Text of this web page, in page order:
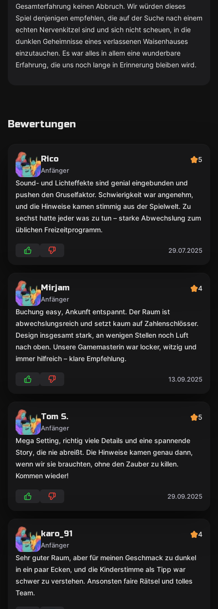
Gesamterfahrung keinen Abbruch. Wir würden dieses
Spiel denjenigen empfehlen, die auf der Suche nach einem
echten Nervenkitzel sind und sich nicht scheuen, in die
dunklen Geheimnisse eines verlassenen Waisenhauses
einzutauchen. Es war alles in allem eine wunderbare
Erfahrung, die uns noch lange in Erinnerung bleiben wird.
Bewertungen
Rico
Anfänger
5
Sound- und Lichteffekte sind genial eingebunden und
pushen den Gruselfaktor. Schwierigkeit war angenehm,
und die Hinweise kamen stimmig aus der Spielwelt. Zu
sechst hatte jeder was zu tun – starke Abwechslung zum
üblichen Freizeitprogramm.
29.07.2025
Mirjam
Anfänger
4
Buchung easy, Ankunft entspannt. Der Raum ist
abwechslungsreich und setzt kaum auf Zahlenschlösser.
Design insgesamt stark, an wenigen Stellen noch Luft
nach oben. Unsere Gamemasterin war locker, witzig und
immer hilfreich – klare Empfehlung.
13.09.2025
Tom S.
Anfänger
5
Mega Setting, richtig viele Details und eine spannende
Story, die nie abreißt. Die Hinweise kamen genau dann,
wenn wir sie brauchten, ohne den Zauber zu killen.
Kommen wieder!
29.09.2025
karo_91
Anfänger
4
Sehr guter Raum, aber für meinen Geschmack zu dunkel
in ein paar Ecken, und die Kinderstimme als Tipp war
schwer zu verstehen. Ansonsten faire Rätsel und tolles
Team.